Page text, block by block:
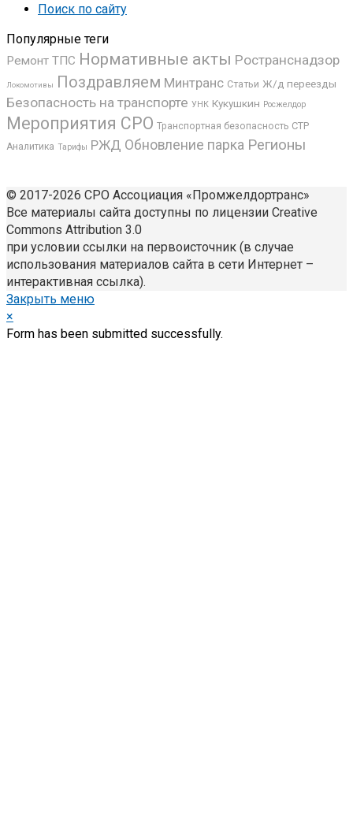
Поиск по сайту
Популярные теги
Ремонт ТПС Нормативные акты Ространснадзор
Локомотивы Поздравляем Минтранс Статьи Ж/д переезды
Безопасность на транспорте УНК Кукушкин Росжелдор
Мероприятия СРО Транспортная безопасность СТР
Аналитика Тарифы РЖД Обновление парка Регионы
© 2017-2026 СРО Ассоциация «Промжелдортранс»
Все материалы сайта доступны по лицензии Creative
Commons Attribution 3.0
при условии ссылки на первоисточник (в случае
использования материалов сайта в сети Интернет –
интерактивная ссылка).
Закрыть меню
×
Form has been submitted successfully.